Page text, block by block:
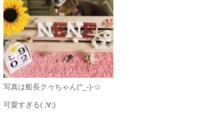
写真は船長クゥちゃん(^_-)-☆
可愛すぎる( ;∀;)